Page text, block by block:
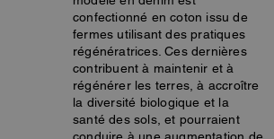
confectionné en coton issu de
fermes utilisant des pratiques
régénératrices. Ces dernières
contribuent à maintenir et à
régénérer les terres, à accroître
la diversité biologique et la
santé des sols, et pourraient